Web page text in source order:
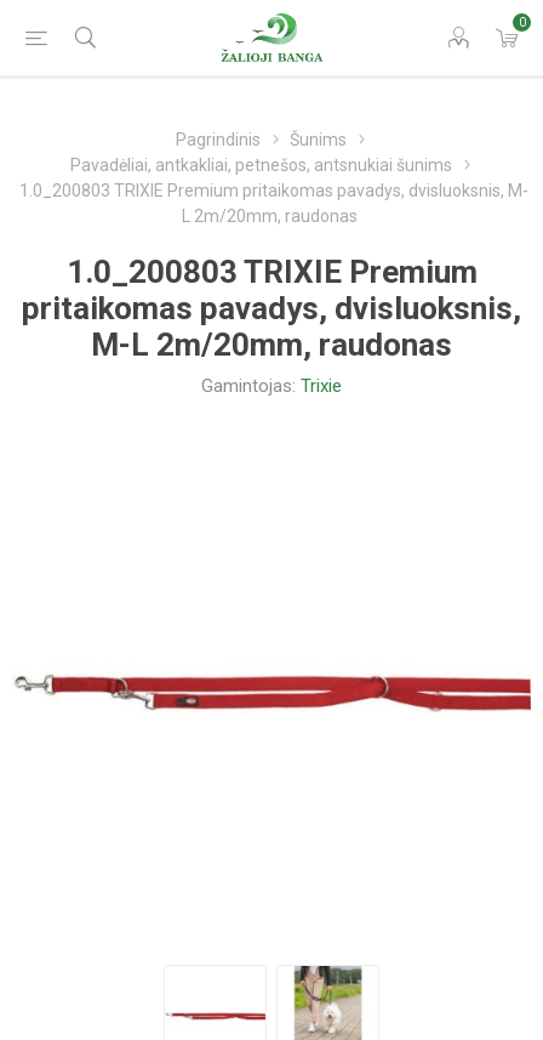
0
Pagrindinis
Šunims
Pavadėliai, antkakliai, petnešos, antsnukiai šunims
1.0_200803 TRIXIE Premium pritaikomas pavadys, dvisluoksnis, M-
L 2m/20mm, raudonas
1.0_200803 TRIXIE Premium
pritaikomas pavadys, dvisluoksnis,
M-L 2m/20mm, raudonas
Gamintojas: Trixie